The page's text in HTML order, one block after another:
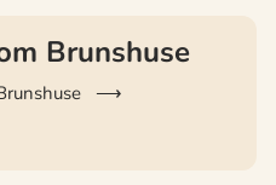
Brunshuse